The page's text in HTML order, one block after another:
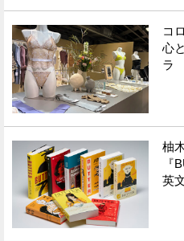
Facebook
で
シ
ェ
ア
す
る
コ
心
ラ
柚
『
英